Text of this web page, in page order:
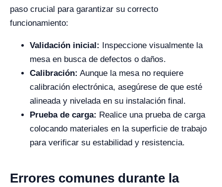
paso crucial para garantizar su correcto
funcionamiento:
Validación inicial: Inspeccione visualmente la
mesa en busca de defectos o daños.
Calibración: Aunque la mesa no requiere
calibración electrónica, asegúrese de que esté
alineada y nivelada en su instalación final.
Prueba de carga: Realice una prueba de carga
colocando materiales en la superficie de trabajo
para verificar su estabilidad y resistencia.
Errores comunes durante la